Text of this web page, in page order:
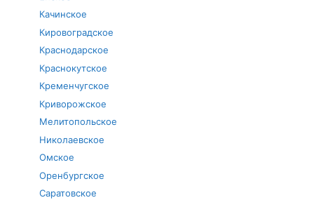
Качинское
Кировоградское
Краснодарское
Краснокутское
Кременчугское
Криворожское
Мелитопольское
Николаевское
Омское
Оренбургское
Саратовское